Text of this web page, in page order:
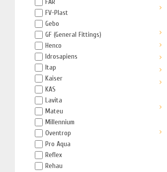
FAR
FV-Plast
Gebo
GF (General Fittings)
Henco
Idrosapiens
Itap
Kaiser
KAS
Lavita
Mateu
Millennium
Oventrop
Pro Aqua
Reflex
Rehau